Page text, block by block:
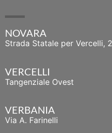
NOVARA
Strada Statale per Vercelli,
VERCELLI
Tangenziale Ovest
VERBANIA
Via A. Farinelli